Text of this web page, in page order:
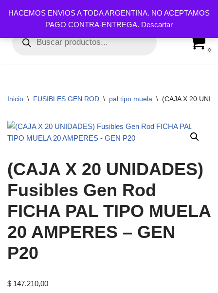
HACEMOS ENVIOS A TODA ARGENTINA. NO ACEPTAMOS
PAGO CONTRA-ENTREGA. Descartar
al
contenido
0
Inicio \ FUSIBLES GEN ROD \ pal tipo muela \ (CAJA X 20
(CAJA X 20 UNIDADES)
Fusibles Gen Rod
FICHA PAL TIPO MUELA
20 AMPERES – GEN
P20
$ 147.210,00